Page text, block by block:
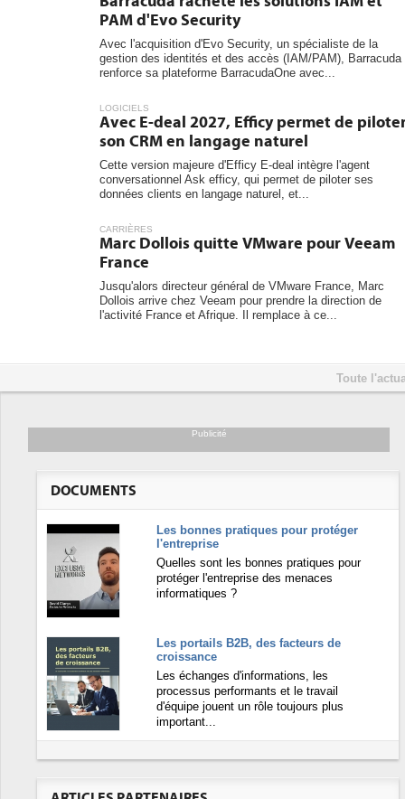
PAM d'Evo Security
Avec l'acquisition d'Evo Security, un spécialiste de la
gestion des identités et des accès (IAM/PAM), Barracuda
renforce sa plateforme BarracudaOne avec...
LOGICIELS
Avec E-deal 2027, Efficy permet de
son CRM en langage naturel
Cette version majeure d'Efficy E-deal intègre l'agent
conversationnel Ask efficy, qui permet de piloter ses
données clients en langage naturel, et...
CARRIÈRES
Marc Dollois quitte VMware pour Veeam
France
Jusqu'alors directeur général de VMware France, Marc
Dollois arrive chez Veeam pour prendre la direction de
l'activité France et Afrique. Il remplace à ce...
Toute
Publicité
DOCUMENTS
Les bonnes pratiques pour protéger
l'entreprise
Quelles sont les bonnes pratiques pour
protéger l'entreprise des menaces
informatiques ?
Les portails B2B, des facteurs de
croissance
Les échanges d'informations, les
processus performants et le travail
d'équipe jouent un rôle toujours plus
important...